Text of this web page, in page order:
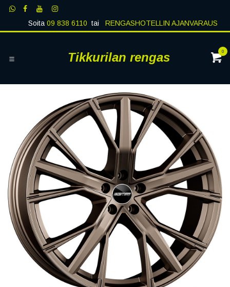
Siirry sisältöön
Soita09 838 6110 tai RENGASHOTELLIN AJANVARAUS
Tikkurilan rengas 0